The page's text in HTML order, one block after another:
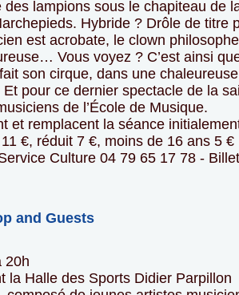
des lampions sous le chapiteau de
Hybride ? Drôle de titre
est acrobate, le clown
Vous voyez ? C’est ainsi
son cirque, dans une chaleureuse
Et pour ce dernier spectacle de la
de l’École de Musique.
et remplacent la séance
€, réduit 7 €, moins de 16 ans 5 €
Culture 04 79 65 17 78 -
and Guests
20h
la Halle des Sports Didier Parpillon